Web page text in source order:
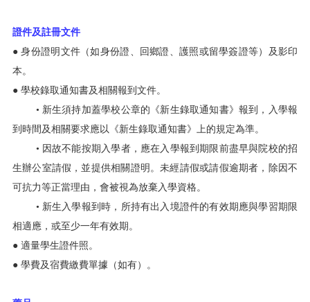
證件及註冊文件
● 身份證明文件（如身份證、回鄉證、護照或留學簽證等）及影印
本。
● 學校錄取通知書及相關報到文件。
• 新生須持加蓋學校公章的《新生錄取通知書》報到，入學報
到時間及相關要求應以《新生錄取通知書》上的規定為準。
• 因故不能按期入學者，應在入學報到期限前盡早與院校的招
生辦公室請假，並提供相關證明。未經請假或請假逾期者，除因不
可抗力等正當理由，會被視為放棄入學資格。
• 新生入學報到時，所持有出入境證件的有效期應與學習期限
相適應，或至少一年有效期。
● 適量學生證件照。
● 學費及宿費繳費單據（如有）。